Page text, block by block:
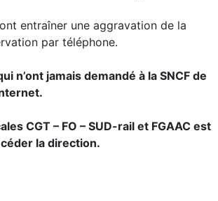
entraîner une aggravation de la
par téléphone.
n’ont jamais demandé à la SNCF de
CGT – FO – SUD-rail et FGAAC est
la direction.